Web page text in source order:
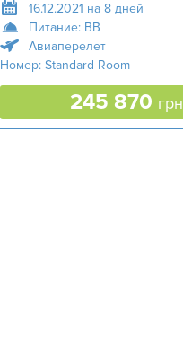
16.12.2021 на 8 дней
Питание: BB
Авиаперелет
Номер: Standard Room
245 870 грн